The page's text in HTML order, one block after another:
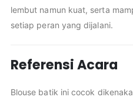
lembut namun kuat, serta
setiap peran yang dijalani.
Referensi Acara
Blouse batik ini cocok